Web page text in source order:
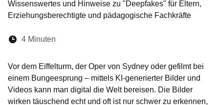
Wissenswertes und Hinweise zu "Deepfakes" für Eltern,
Erziehungsberechtigte und pädagogische Fachkräfte
Lesedauer:
4 Minuten
Vor dem Eiffelturm, der Oper von Sydney oder gefilmt bei
einem Bungeesprung – mittels KI-generierter Bilder und
Videos kann man digital die Welt bereisen. Die Bilder
wirken täuschend echt und oft ist nur schwer zu erkennen,